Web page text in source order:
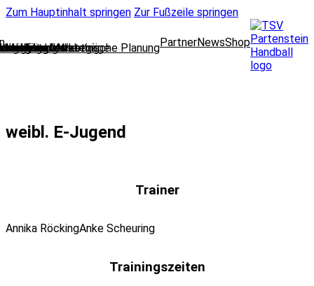
Zum Hauptinhalt springen Zur Fußzeile springen
und strategische Planung
und Marketing
Media und Web
und Finanzen
und Mitgliedsanträge PartnerNewsShop
weibl. E-Jugend
Trainer
Annika RöckingAnke Scheuring
Trainingszeiten